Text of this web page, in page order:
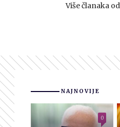
Više članaka od
NAJNOVIJE
0